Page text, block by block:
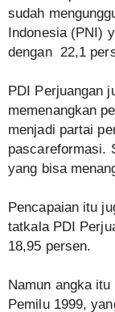
sudah
Indonesia (PNI)
dengan 22,1
PDI Perjuangan
memenangkan
menjadi partai
pascareformasi.
yang bisa
Pencapaian itu
tatkala PDI
18,95 persen.
Namun angka
Pemilu 1999,